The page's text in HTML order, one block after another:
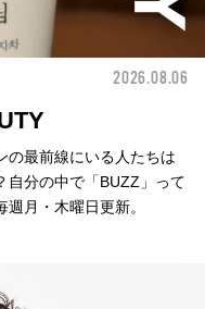
2026.08.06
の最前線にいる人たちは
自分の中で「BUZZ」って
月・木曜日更新。